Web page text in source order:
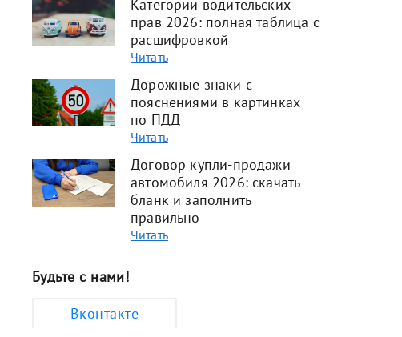
Категории водительских
прав 2026: полная таблица с
расшифровкой
Читать
Дорожные знаки с
пояснениями в картинках
по ПДД
Читать
Договор купли-продажи
автомобиля 2026: скачать
бланк и заполнить
правильно
Читать
Будьте с нами!
Вконтакте